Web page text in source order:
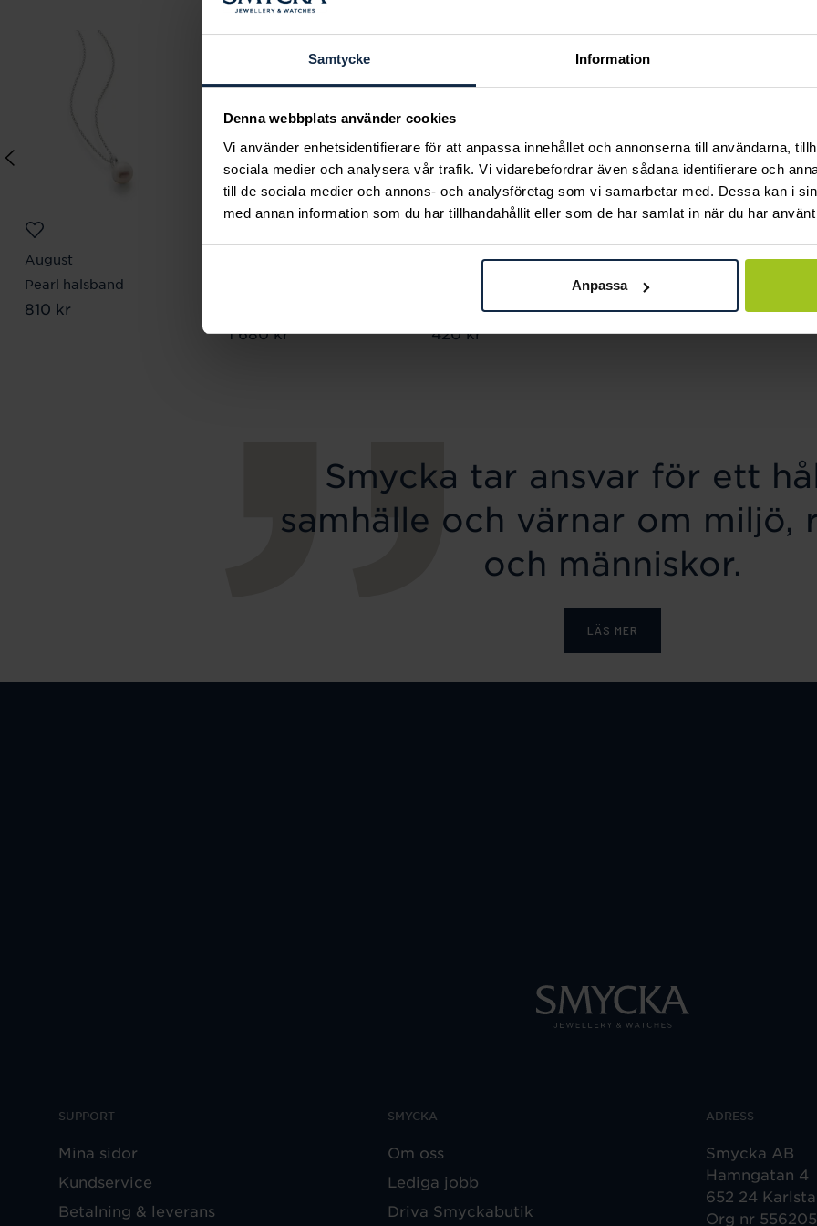
Samtycke Information
Denna webbplats använder cookies
Vi använder enhetsidentifierare för att anpassa innehållet och annonserna till användarna,
sociala medier och analysera vår trafik. Vi vidarebefordrar även sådana identifierare och
till de sociala medier och annons- och analysföretag som vi samarbetar med. Dessa kan i
med annan information som du har tillhandahållit eller som de har samlat in när du har
Anpassa
August
Pearl halsband
Pris :810 kr
810 kr
Pris:1 680 kr
1 680 kr Pris:420 kr
420 kr
August
Satin Heart halsband
Pris:690 kr
690 kr
Smycka tar ansvar för ett
samhälle och värnar om miljö,
och människor.
LÄS MER
SUPPORT
Mina sidor
Kundservice
Betalning & leverans
SMYCKA
Om oss
Lediga jobb
Driva Smyckabutik
ADRESS
Smycka AB
Hamngatan 4
652 24
Org nr